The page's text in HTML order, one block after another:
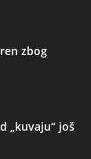
zbog
„kuvaju“ još